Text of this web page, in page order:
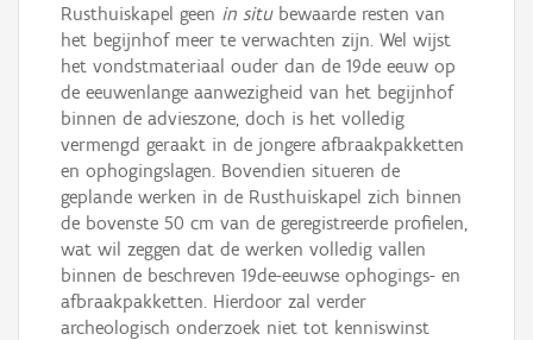
Rusthuiskapel geen in situbewaarde resten van
het begijnhof meer te verwachten zijn. Wel wijst
het vondstmateriaal ouder dan de 19de eeuw op
de eeuwenlange aanwezigheid van het begijnhof
binnen de advieszone, doch is het volledig
vermengd geraakt in de jongere afbraakpakketten
en ophogingslagen. Bovendien situeren de
geplande werken in de Rusthuiskapel zich binnen
de bovenste 50 cm van de geregistreerde profielen,
wat wil zeggen dat de werken volledig vallen
binnen de beschreven 19de-eeuwse ophogings- en
afbraakpakketten. Hierdoor zal verder
archeologisch onderzoek niet tot kenniswinst